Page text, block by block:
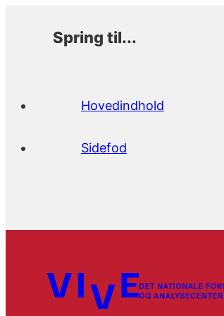
Spring til...
Hovedindhold
Sidefod